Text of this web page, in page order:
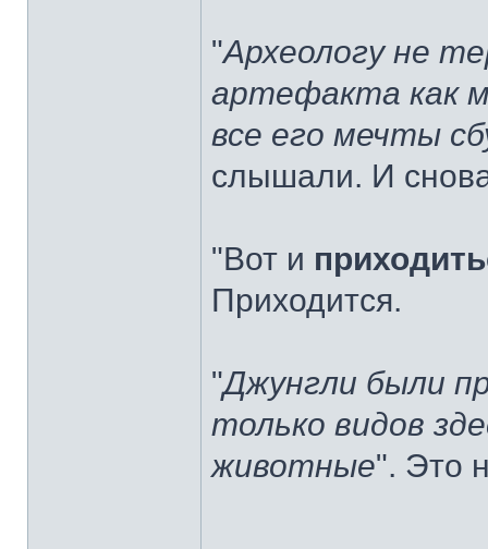
"Археологу не
артефакта как
все его мечты
слышали. И
"Вот и
Приходится.
"Джунгли были
только видов
животные". Это